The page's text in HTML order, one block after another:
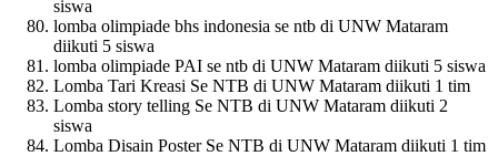
siswa
lomba olimpiade bhs indonesia se ntb di UNW Mataram
diikuti 5 siswa
lomba olimpiade PAI se ntb di UNW Mataram diikuti 5 siswa
Lomba Tari Kreasi Se NTB di UNW Mataram diikuti 1 tim
Lomba story telling Se NTB di UNW Mataram diikuti 2
siswa
Lomba Disain Poster Se NTB di UNW Mataram diikuti 1 tim